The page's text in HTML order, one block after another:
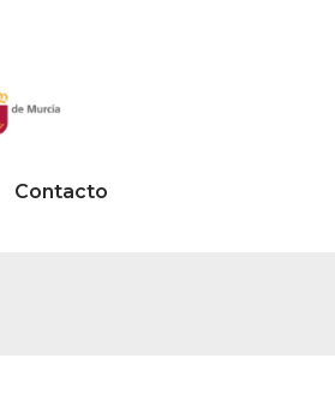
Contacto